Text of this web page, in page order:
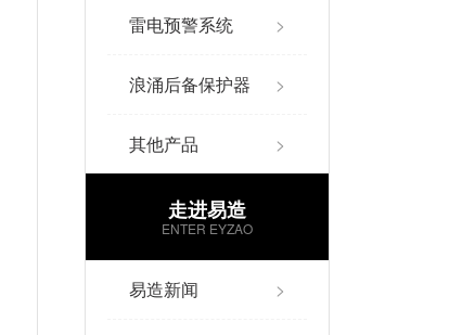
雷电预警系统 >
浪涌后备保护器 >
其他产品 >
走进易造
ENTER EYZAO
易造新闻 >